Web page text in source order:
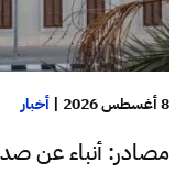
8 أغسطس 2026 | أخبار
مصادر: أنباء عن